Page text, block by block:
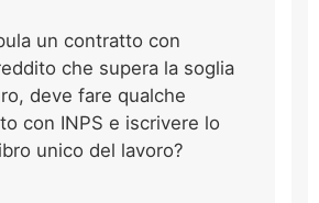
un contratto con
che supera la soglia
deve fare qualche
con INPS e iscrivere lo
unico del lavoro?